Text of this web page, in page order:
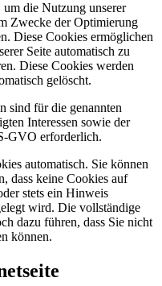
die Nutzung unserer
Zwecke der Optimierung
Diese Cookies ermöglichen
Seite automatisch zu
Diese Cookies werden
gelöscht.
sind für die genannten
Interessen sowie der
GVO erforderlich.
automatisch. Sie können
dass keine Cookies auf
stets ein Hinweis
wird. Die vollständige
dazu führen, dass Sie nicht
können.